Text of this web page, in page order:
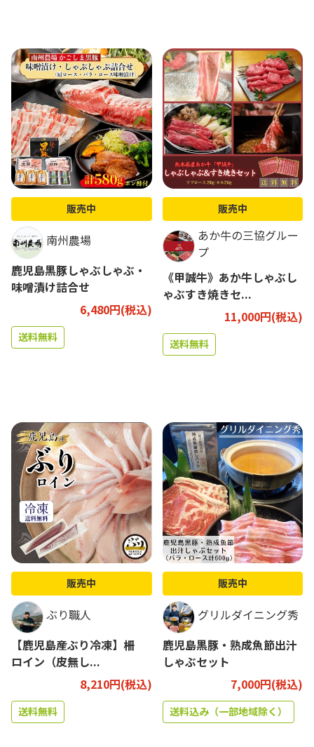
販売中
南州農場
鹿児島黒豚しゃぶしゃぶ・
味噌漬け詰合せ
6,480円(税込)
送料無料
販売中
あか牛の三協グルー
プ
《甲誠牛》あか牛しゃぶし
ゃぶすき焼きセ...
11,000円(税込)
送料無料
販売中
ぶり職人
【鹿児島産ぶり冷凍】柵
ロイン（皮無し...
8,210円(税込)
送料無料
販売中
グリルダイニング秀
鹿児島黒豚・熟成魚節出汁
しゃぶセット
7,000円(税込)
送料込み（一部地域除く）